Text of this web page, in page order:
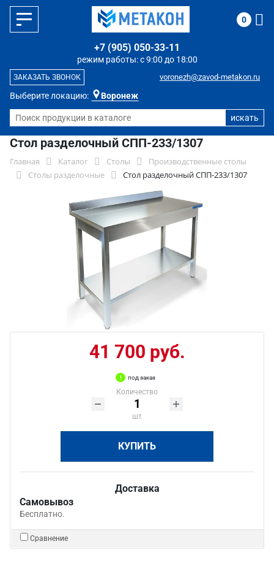
Выберите локацию: Воронеж
режим работы: с 9:00 до 18:00
+7 (905) 050-33-11
voronezh@zavod-metakon.ru
ЗАКАЗАТЬ ЗВОНОК
0
Стол разделочный СПП-233/1307
Главная Каталог Столы
Производственные столы
Столы разделочные
Стол разделочный СПП-233/1307
41 700 руб.
под заказ
Количество
шт
КУПИТЬ
Доставка
Самовывоз
Бесплатно.
Сравнение